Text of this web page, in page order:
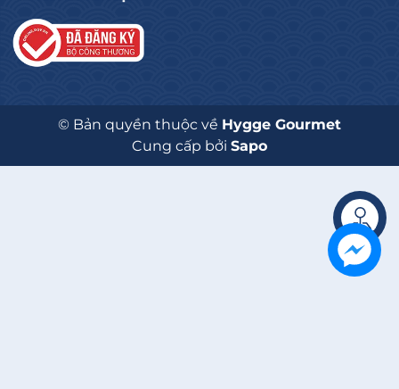
© Bản quyền thuộc về Hygge Gourmet
Cung cấp bởi Sapo
Liên hệ